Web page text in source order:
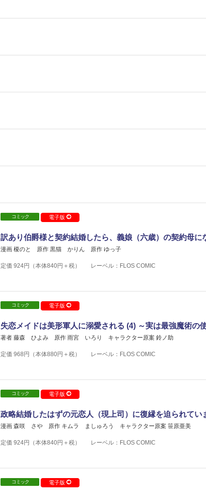
コミック 電子版
訳あり伯爵様と契約結婚したら、義娘（六歳）の契約母に
漫画 榎のと 原作 黒猫 かりん 原作 ゆっ子
定価 924円（本体840円＋税） レーベル：FLOS COMIC
コミック 電子版
失恋メイドは美形軍人に溺愛される (4) ～実は最強魔術の
著者 藤森 ひよみ 原作 雨宮 いろり キャラクター原案 鈴ノ助
定価 968 円（本体880円＋税） レーベル：FLOS COMIC
コミック 電子版
政略結婚したはずの元恋人（現上司）に復縁を迫られてい
漫画 森咲 さや 原作 キムラ ましゅろう キャラクター原案 笹原亜美
定価 924円（本体840円＋税） レーベル：FLOS COMIC
コミック 電子版